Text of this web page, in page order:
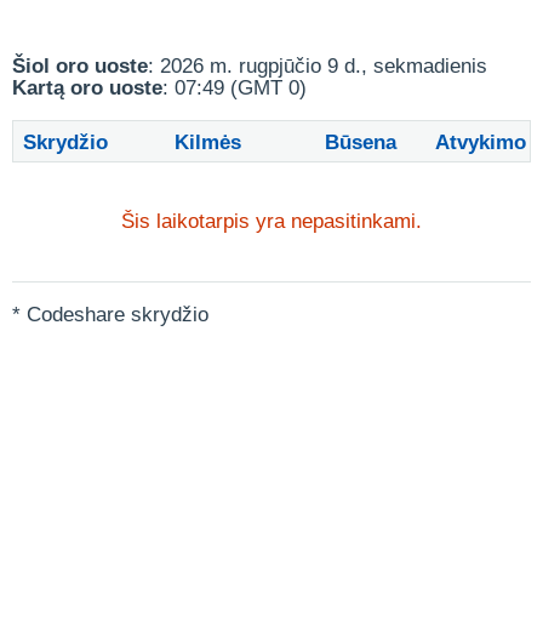
Šiol oro uoste: 2026 m. rugpjūčio 9 d., sekmadienis
Kartą oro uoste: 07:49 (GMT 0)
Skrydžio Kilmės Būsena Atvykimo
Šis laikotarpis yra nepasitinkami.
* Codeshare skrydžio